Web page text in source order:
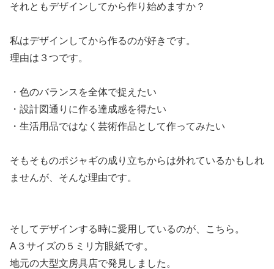
それともデザインしてから作り始めますか？
私はデザインしてから作るのが好きです。
理由は３つです。
・色のバランスを全体で捉えたい
・設計図通りに作る達成感を得たい
・生活用品ではなく芸術作品として作ってみたい
そもそものポジャギの成り立ちからは外れているかもしれ
ませんが、そんな理由です。
そしてデザインする時に愛用しているのが、こちら。
A３サイズの５ミリ方眼紙です。
地元の大型文房具店で発見しました。